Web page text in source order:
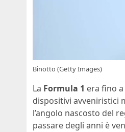
Binotto (Getty Images)
La Formula 1 era fino
dispositivi avveniristici
l’angolo nascosto del
passare degli anni è